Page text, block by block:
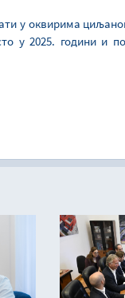
у оквирима
у 2025. години и